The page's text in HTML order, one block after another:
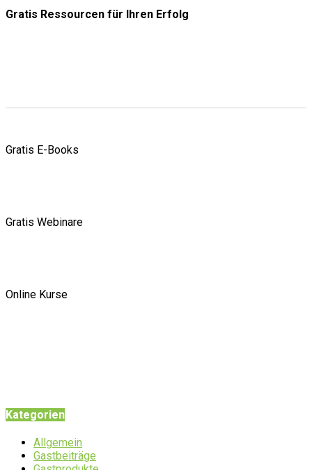
Gratis Ressourcen für Ihren Erfolg
Gratis E-Books
Gratis Webinare
Online Kurse
Kategorien
Allgemein
Gastbeiträge